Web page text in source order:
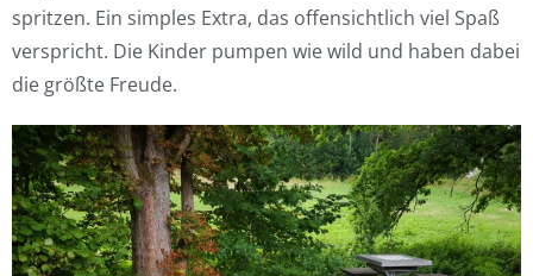
spritzen. Ein simples Extra, das offensichtlich viel Spaß
verspricht. Die Kinder pumpen wie wild und haben dabei
die größte Freude.